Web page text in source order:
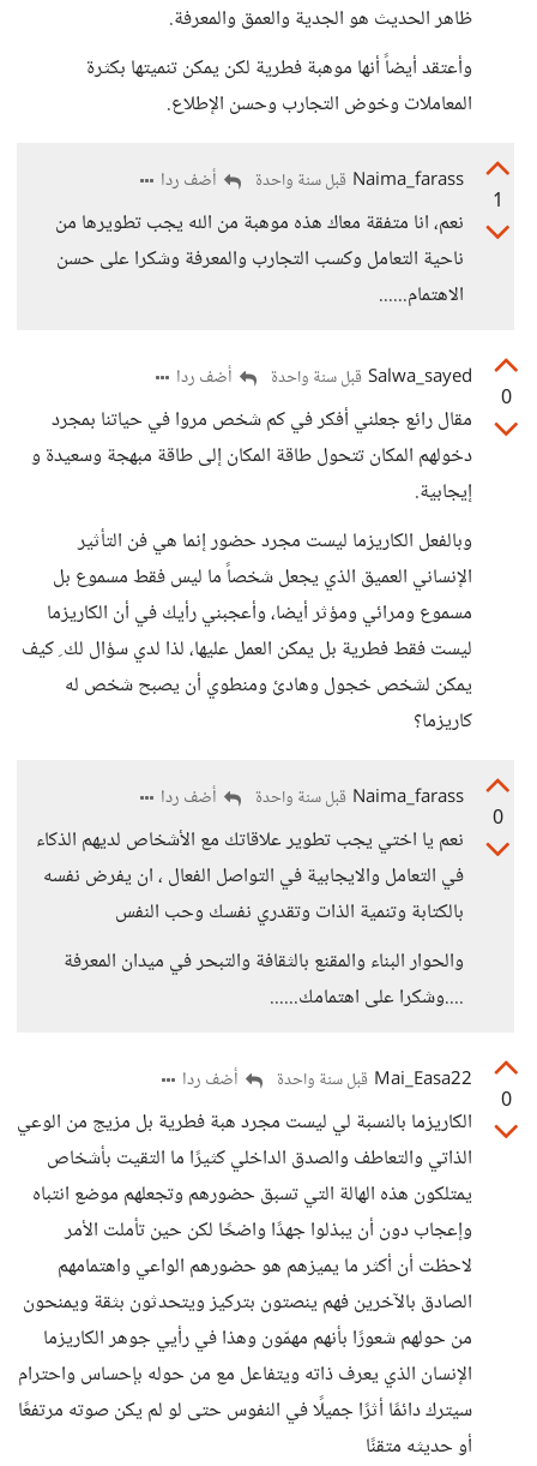
ظاهر الحديث هو الجدية والعمق والمعرفة.
وأعتقد أيضاً أنها موهبة فطرية لكن يمكن تنميتها بكثرة
المعاملات وخوض التجارب وحسن الإطلاع.
1
Naima_farass قبل سنة واحدة أضف ردا
نعم، انا متفقة معاك هذه موهبة من الله يجب تطويرها من
ناحية التعامل وكسب التجارب والمعرفة وشكرا على حسن
الاهتمام......
0
Salwa_sayed قبل سنة واحدة أضف ردا
مقال رائع جعلني أفكر في كم شخص مروا في حياتنا بمجرد
دخولهم المكان تتحول طاقة المكان إلى طاقة مبهجة وسعيدة و
إيجابية.
وبالفعل الكاريزما ليست مجرد حضور إنما هي فن التأثير
الإنساني العميق الذي يجعل شخصاً ما ليس فقط مسموع بل
مسموع ومرائي ومؤثر أيضا، وأعجبني رأيك في أن الكاريزما
ليست فقط فطرية بل يمكن العمل عليها، لذا لدي سؤال لك ِ كيف
يمكن لشخص خجول وهادئ ومنطوي أن يصبح شخص له
كاريزما؟
0
Naima_farass قبل سنة واحدة أضف ردا
نعم يا اختي يجب تطوير علاقاتك مع الأشخاص لديهم الذكاء
في التعامل والايجابية في التواصل الفعال ، ان يفرض نفسه
بالكتابة وتنمية الذات وتقدري نفسك وحب النفس
والحوار البناء والمقنع بالثقافة والتبحر في ميدان المعرفة
....وشكرا على اهتمامك......
0
Mai_Easa22 قبل سنة واحدة أضف ردا
الكاريزما بالنسبة لي ليست مجرد هبة فطرية بل مزيج من الوعي
الذاتي والتعاطف والصدق الداخلي كثيرًا ما التقيت بأشخاص
يمتلكون هذه الهالة التي تسبق حضورهم وتجعلهم موضع انتباه
وإعجاب دون أن يبذلوا جهدًا واضحًا لكن حين تأملت الأمر
لاحظت أن أكثر ما يميزهم هو حضورهم الواعي واهتمامهم
الصادق بالآخرين فهم ينصتون بتركيز ويتحدثون بثقة ويمنحون
من حولهم شعورًا بأنهم مهمّون وهذا في رأيي جوهر الكاريزما
الإنسان الذي يعرف ذاته ويتفاعل مع من حوله بإحساس واحترام
سيترك دائمًا أثرًا جميلًا في النفوس حتى لو لم يكن صوته مرتفعًا
أو حديثه متقنًا